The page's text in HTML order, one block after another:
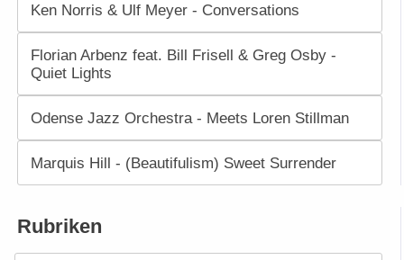
Ken Norris & Ulf Meyer - Conversations
Florian Arbenz feat. Bill Frisell & Greg Osby -
Quiet Lights
Odense Jazz Orchestra - Meets Loren Stillman
Marquis Hill - (Beautifulism) Sweet Surrender
Rubriken